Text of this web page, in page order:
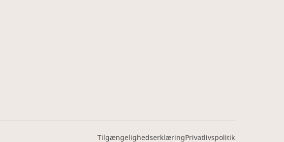
TilgængelighedserklæringPrivatlivspolitik